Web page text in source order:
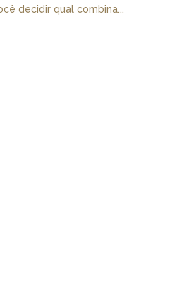
decidir qual combina...